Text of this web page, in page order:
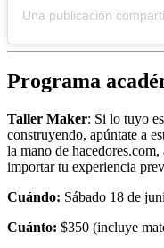
Programa
Taller Maker: Si lo tuyo
construyendo, apúntate a
la mano de
importar tu experiencia
Cuándo: Sábado 18 de
Cuánto: $350 (incluye